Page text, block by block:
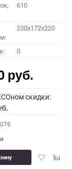
610
230x172x220
0
руб.
скидки:
Добавить